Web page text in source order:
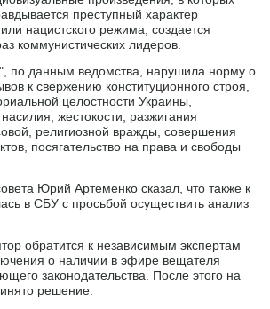
преступный характер
нацистского режима, создается
коммунистических лидеров.
по данным ведомства, нарушила норму о
к свержению конституционного строя,
целостности Украины,
жестокости, разжигания
религиозной вражды, совершения
посягательство на права и свободы
Юрий Артеменко сказал, что также к
в СБУ с просьбой осуществить анализ
обратится к независимым экспертам
о наличии в эфире вещателя
законодательства. После этого на
решение.